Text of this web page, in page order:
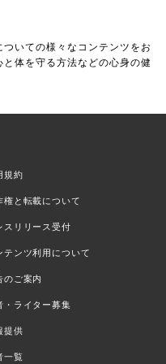
いての様々なコンテンツをお
体を守る方法などの心身の健
規約
権と転載について
スリリース受付
テンツ利用について
のご案内
・ライター募集
提供
一覧